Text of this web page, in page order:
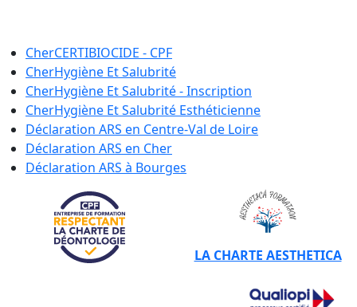
CherCERTIBIOCIDE - CPF
CherHygiène Et Salubrité
CherHygiène Et Salubrité - Inscription
CherHygiène Et Salubrité Esthéticienne
Déclaration ARS en Centre-Val de Loire
Déclaration ARS en Cher
Déclaration ARS à Bourges
LA CHARTE AESTHETICA